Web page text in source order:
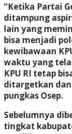
“Ketika Partai
ditampung
lain yang
bisa menjadi
kewibawaan
waktu yang
KPU RI tetap
ditargetkan
pungkas Osep.
Sebelumnya
tingkat